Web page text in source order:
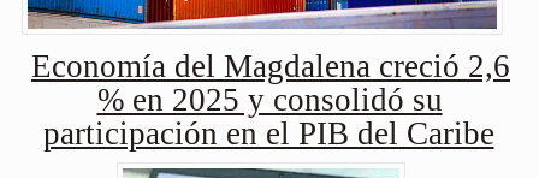
Economía del Magdalena creció 2,6
% en 2025 y consolidó su
participación en el PIB del Caribe